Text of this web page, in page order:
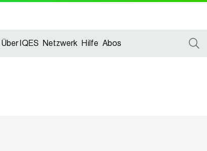
Über IQES Netzwerk Hilfe Abos